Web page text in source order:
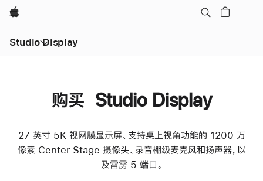
Apple
Studio Display
购买 Studio Display
27 英寸 5K 视网膜显示屏、支持桌上视角功能的 1200 万
像素 Center Stage 摄像头、录音棚级麦克风和扬声器，以
及雷雳 5 端口。